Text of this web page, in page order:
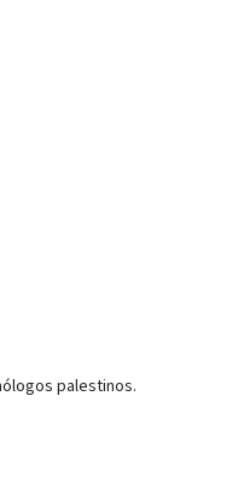
palestinos.